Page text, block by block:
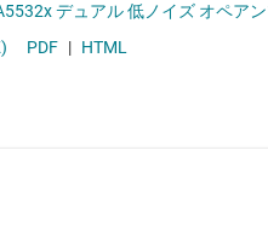
レクサ
デュアル 低ノイズ オペア
PDF | HTML